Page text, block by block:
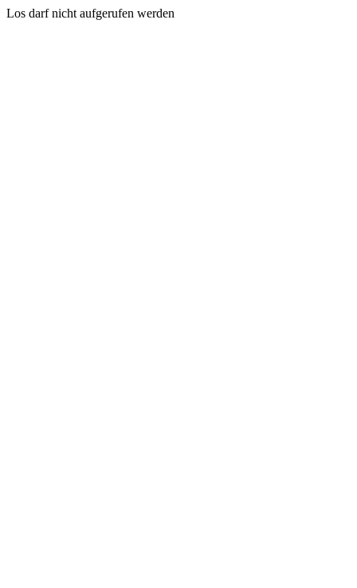
Los darf nicht aufgerufen werden